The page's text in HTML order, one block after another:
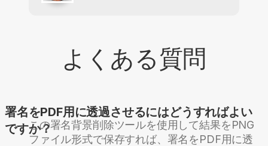
よくある質問
署名をPDF用に透過させるにはどうすればよい
ですか？この署名背景削除ツールを使用して結果をPNG
ファイル形式で保存すれば、署名をPDF用に透